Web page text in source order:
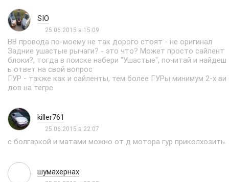
SIO
25.06.2015 в 15:09
ВВ провода по-моему не так дорого стоят - не оригинал
Задние ушастые рычаги? - это что? Может просто сайлент
блоки?, тогда в поиске набери "Ушастые", почитай и найдеш
ь ответ на свой вопрос
ГУР - также как и сайленты, тем более ГУРы минимум 2-х ви
дов на тегре
killer761
25.06.2015 в 22:07
с болгаркой и матами можно от д мотора гур приколхозить.
шумахернах